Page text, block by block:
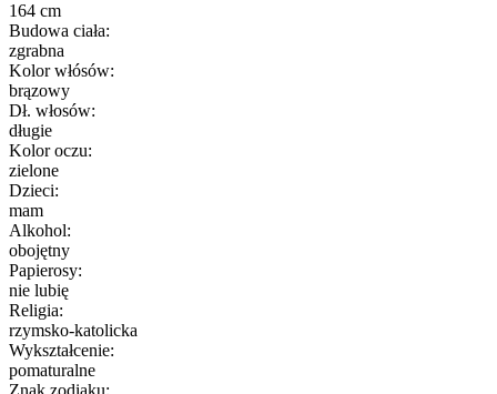
164 cm
Budowa ciała:
zgrabna
Kolor włósów:
brązowy
Dł. włosów:
długie
Kolor oczu:
zielone
Dzieci:
mam
Alkohol:
obojętny
Papierosy:
nie lubię
Religia:
rzymsko-katolicka
Wykształcenie:
pomaturalne
Znak zodiaku: